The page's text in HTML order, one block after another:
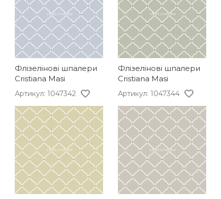
Флізелінові шпалери
Cristiana Masi
Артикул: 1047342
Флізелінові шпалери
Cristiana Masi
Артикул: 1047344